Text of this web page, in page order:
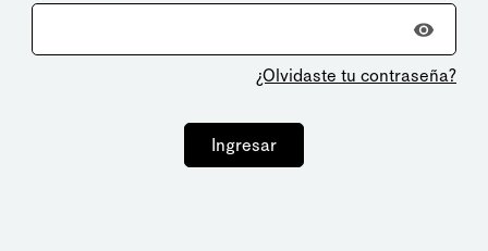
¿Olvidaste tu contraseña?
Ingresar